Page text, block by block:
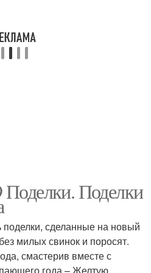
Поделки
сделанные на новый
милых свинок и поросят.
смастерив вместе с
года – Желтую